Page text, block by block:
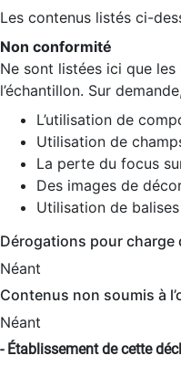
Les contenus listés ci-
Non conformité
Ne sont listées ici que
l’échantillon. Sur
L’utilisation de
Utilisation de
La perte du focus
Des images de
Utilisation de
Dérogations pour
Néant
Contenus non soumis à
Néant
- Établissement de cette